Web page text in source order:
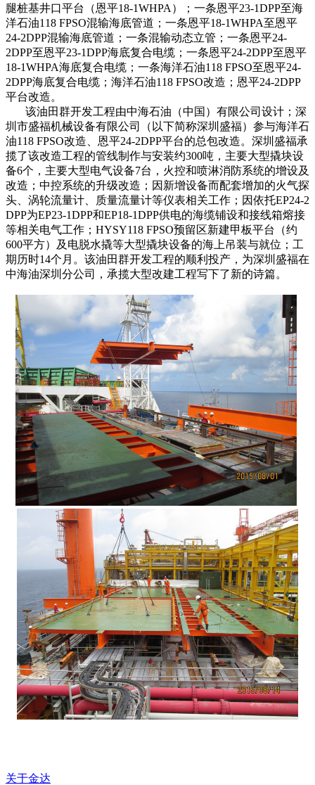
腿桩基井口平台（恩平18-1WHPA）；一条恩平23-1DPP至海
洋石油118 FPSO混输海底管道；一条恩平18-1WHPA至恩平
24-2DPP混输海底管道；一条混输动态立管；一条恩平24-
2DPP至恩平23-1DPP海底复合电缆；一条恩平24-2DPP至恩平
18-1WHPA海底复合电缆；一条海洋石油118 FPSO至恩平24-
2DPP海底复合电缆；海洋石油118 FPSO改造；恩平24-2DPP
平台改造。
该油田群开发工程由中海石油（中国）有限公司设计；深
圳市盛福机械设备有限公司（以下简称深圳盛福）参与海洋石
油118 FPSO改造、恩平24-2DPP平台的总包改造。深圳盛福承
揽了该改造工程的管线制作与安装约300吨，主要大型撬块设
备6个，主要大型电气设备7台，火控和喷淋消防系统的增设及
改造；中控系统的升级改造；因新增设备而配套增加的火气探
头、涡轮流量计、质量流量计等仪表相关工作；因依托EP24-2
DPP为EP23-1DPP和EP18-1DPP供电的海缆铺设和接线箱熔接
等相关电气工作；HYSY118 FPSO预留区新建甲板平台（约
600平方）及电脱水撬等大型撬块设备的海上吊装与就位；工
期历时14个月。该油田群开发工程的顺利投产，为深圳盛福在
中海油深圳分公司，承揽大型改建工程写下了新的诗篇。
关于金达